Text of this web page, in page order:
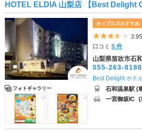
HOTEL ELDIA 山梨店 【Best Delight
フォトギャラリー
カップルズおすすめ
5つ
3.95
口コミ5 件
山梨県笛吹市石
055-263-8188
Best Delight ホテ
石和温泉駅 (
一宮御坂IC (